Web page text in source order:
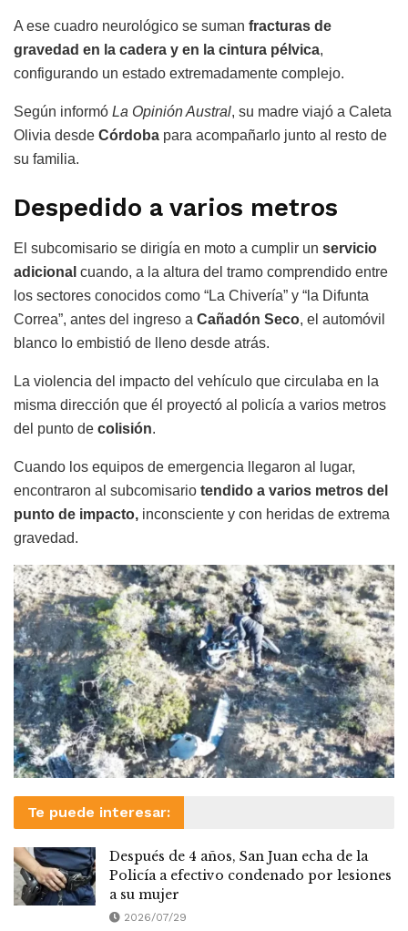
A ese cuadro neurológico se suman fracturas de
gravedad en la cadera y en la cintura pélvica,
configurando un estado extremadamente complejo.
Según informó La Opinión Austral, su madre viajó a Caleta
Olivia desde Córdoba para acompañarlo junto al resto de
su familia.
Despedido a varios metros
El subcomisario se dirigía en moto a cumplir un servicio
adicional cuando, a la altura del tramo comprendido entre
los sectores conocidos como “La Chivería” y “la Difunta
Correa”, antes del ingreso a Cañadón Seco, el automóvil
blanco lo embistió de lleno desde atrás.
La violencia del impacto del vehículo que circulaba en la
misma dirección que él proyectó al policía a varios metros
del punto de colisión.
Cuando los equipos de emergencia llegaron al lugar,
encontraron al subcomisario tendido a varios metros del
punto de impacto, inconsciente y con heridas de extrema
gravedad.
Te puede interesar:
Después de 4 años, San Juan echa de la
Policía a efectivo condenado por lesiones
a su mujer
2026/07/29